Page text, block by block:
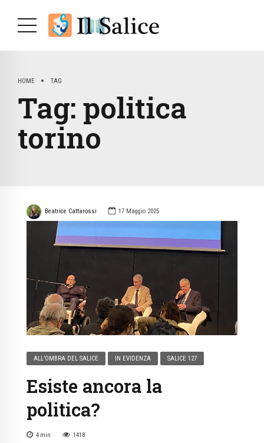
HOME TAG
Tag: politica
torino
Beatrice Cattarossi 17 Maggio 2025
ALL’OMBRA DEL SALICE IN EVIDENZA SALICE 127
Esiste ancora la
politica?
4 min 1418